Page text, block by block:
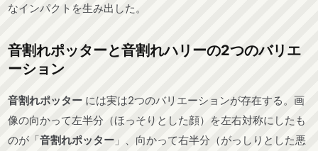
なインパクトを生み出した。
音割れポッターと音割れハリーの2つのバリエ
ーション
音割れポッター には実は2つのバリエーションが存在する。画
像の向かって左半分（ほっそりとした顔）を左右対称にしたも
のが「音割れポッター 」、向かって右半分（がっしりとした悪